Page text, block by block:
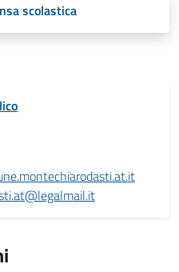
scolastica